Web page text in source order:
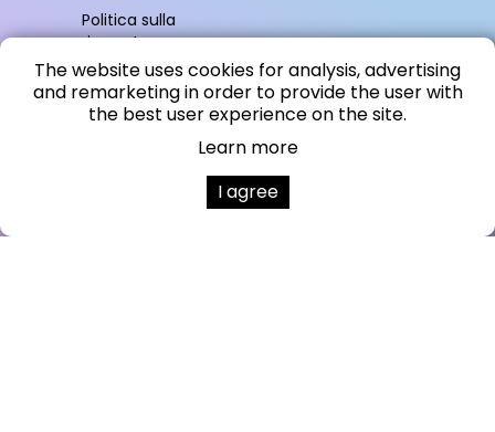
Politica sulla
riservatezza
Colofone
The website uses cookies for analysis, advertising
and remarketing in order to provide the user with
the best user experience on the site.
Learn more
I agree